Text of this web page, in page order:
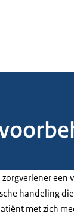
zorgverlener
handeling
met zich